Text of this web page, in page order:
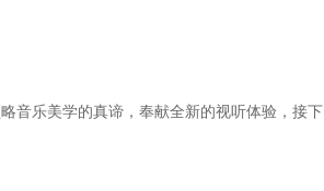
音乐美学的真谛，奉献全新的视听体验，接下